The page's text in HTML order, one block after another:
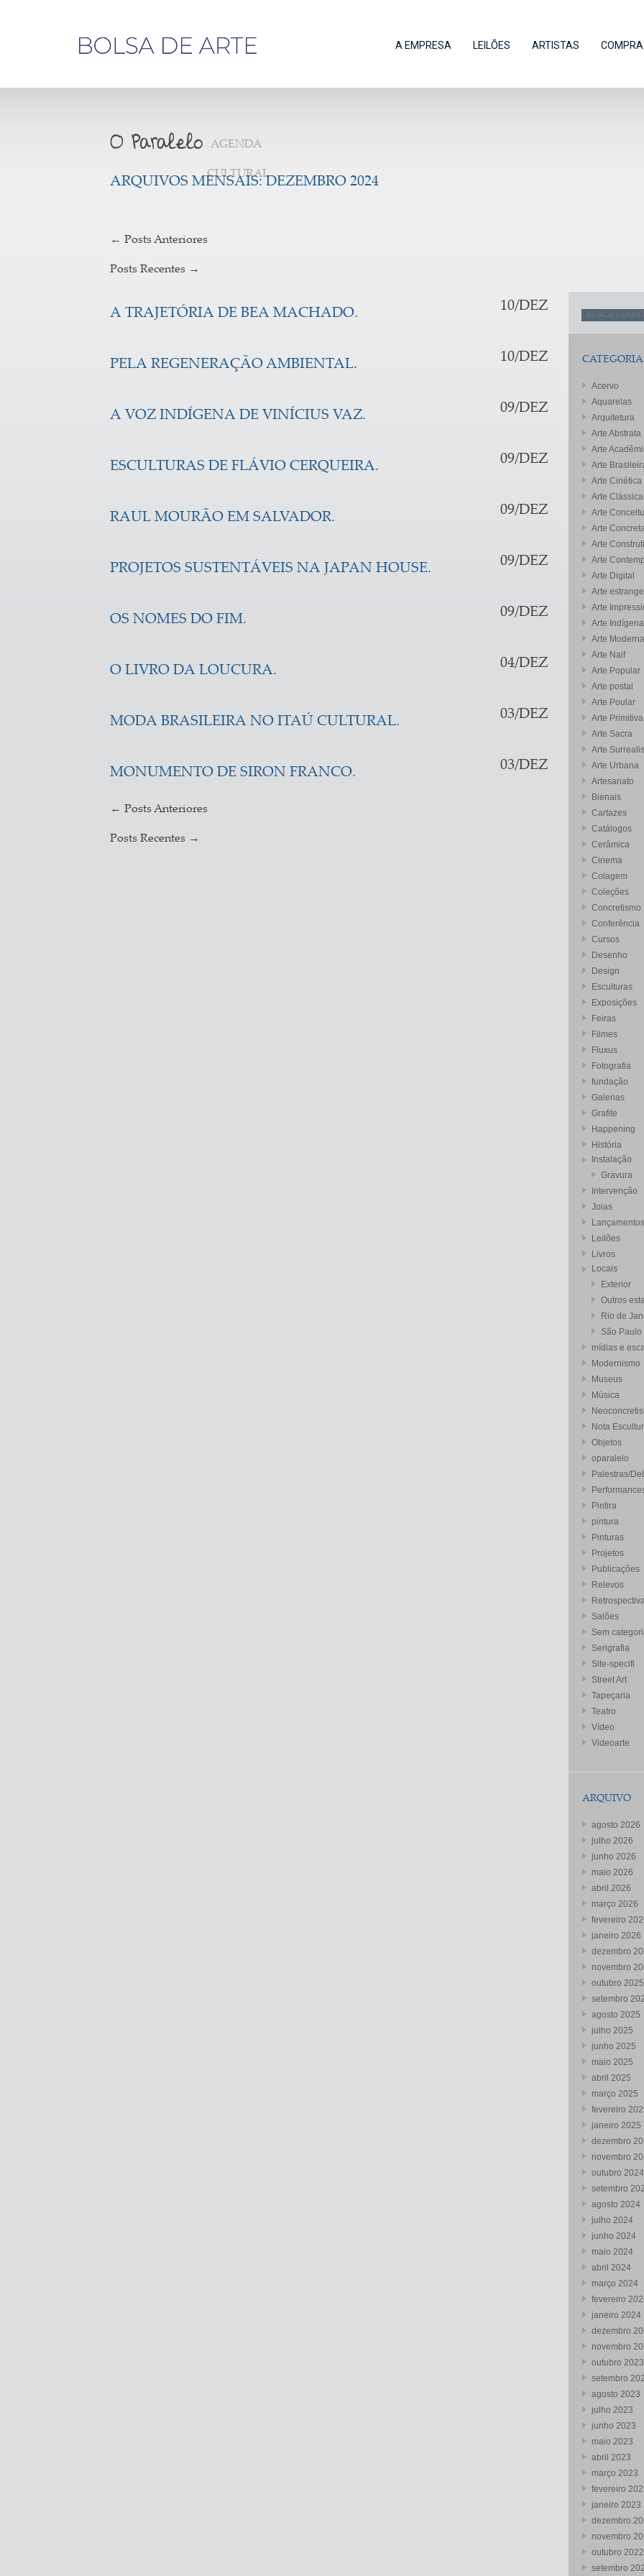
A EMPRESA LEILÕES ARTISTAS
AGENDA
CULTURAL
ARQUIVOS MENSAIS: DEZEMBRO 2024
← Posts Anteriores
Posts Recentes →
A TRAJETÓRIA DE BEA MACHADO. 10/DEZ
PELA REGENERAÇÃO AMBIENTAL. 10/DEZ
A VOZ INDÍGENA DE VINÍCIUS VAZ. 09/DEZ
ESCULTURAS DE FLÁVIO CERQUEIRA. 09/DEZ
RAUL MOURÃO EM SALVADOR. 09/DEZ
PROJETOS SUSTENTÁVEIS NA JAPAN HOUSE. 09/DEZ
OS NOMES DO FIM. 09/DEZ
O LIVRO DA LOUCURA. 04/DEZ
MODA BRASILEIRA NO ITAÚ CULTURAL. 03/DEZ
MONUMENTO DE SIRON FRANCO. 03/DEZ
← Posts Anteriores
Posts Recentes →
Acervo
Aquarelas
Arquitetura
Arte Abstrata
Arte
Arte
Arte Cinética
Arte Clássica
Arte
Arte
Arte
Arte
Arte Digital
Arte
Arte
Arte Indígena
Arte Moderna
Arte Naif
Arte Popular
Arte postal
Arte Poular
Arte Primitiva
Arte Sacra
Arte
Arte Urbana
Artesanato
Bienais
Cartazes
Catálogos
Cerâmica
Cinema
Colagem
Coleções
Concretismo
Conferência
Cursos
Desenho
Design
Esculturas
Exposições
Feiras
Filmes
Fluxus
Fotografia
fundação
Galerias
Grafite
Happening
História
Instalação
Gravura
Intervenção
Joias
Lançamentos
Leilões
Livros
Locais
Exterior
Outros
Rio de
São Paulo
mídias e
Modernismo
Museus
Música
Nota
Objetos
oparalelo
Palestras/
Pintira
pintura
Pinturas
Projetos
Publicações
Relevos
Salões
Sem
Serigrafia
Site-specifi
Street Art
Tapeçaria
Teatro
Vídeo
Videoarte
ARQUIVO
agosto 2026
julho 2026
junho 2026
maio 2026
abril 2026
março 2026
fevereiro
janeiro 2026
dezembro
novembro
outubro 2025
setembro
agosto 2025
julho 2025
junho 2025
maio 2025
abril 2025
março 2025
fevereiro
janeiro 2025
dezembro
novembro
outubro 2024
setembro
agosto 2024
julho 2024
junho 2024
maio 2024
abril 2024
março 2024
fevereiro
janeiro 2024
dezembro
novembro
outubro 2023
setembro
agosto 2023
julho 2023
junho 2023
maio 2023
abril 2023
março 2023
fevereiro
janeiro 2023
dezembro
novembro
outubro 2022
setembro